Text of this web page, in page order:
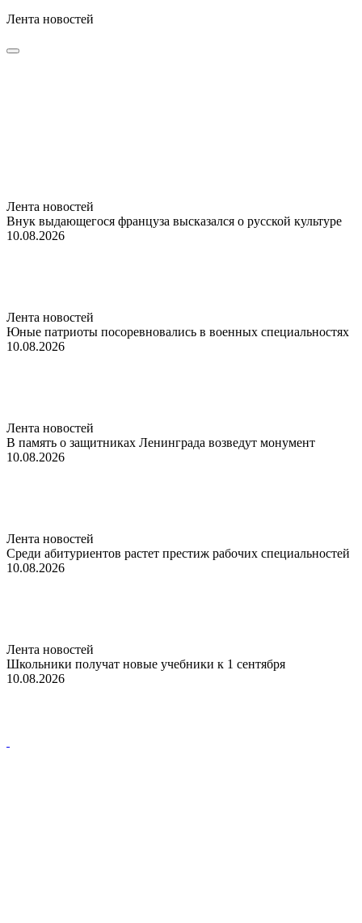
Лента новостей
Лента новостей
Внук выдающегося француза высказался о русской культуре
10.08.2026
Лента новостей
Юные патриоты посоревновались в военных специальностях
10.08.2026
Лента новостей
В память о защитниках Ленинграда возведут монумент
10.08.2026
Лента новостей
Среди абитуриентов растет престиж рабочих специальностей
10.08.2026
Лента новостей
Школьники получат новые учебники к 1 сентября
10.08.2026